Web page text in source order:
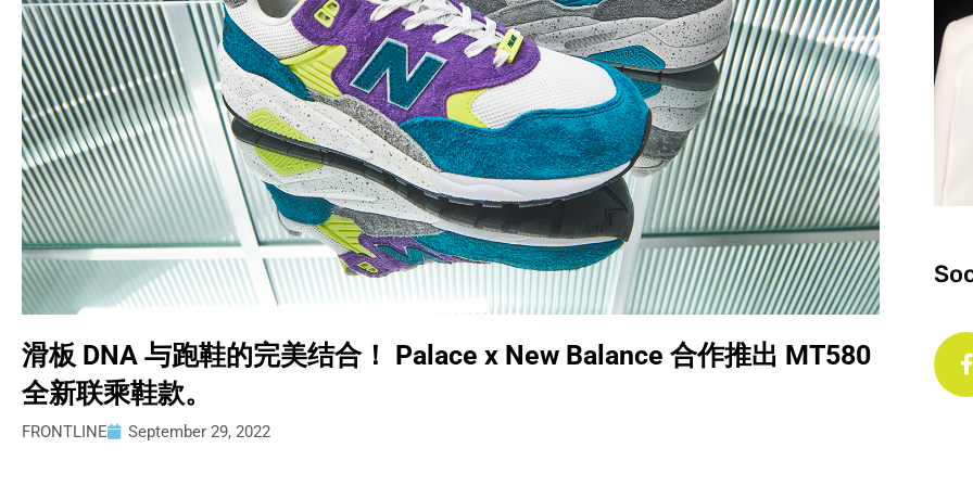
滑板 DNA 与跑鞋的完美结合！ Palace x New Balance 合作推出 MT580
全新联乘鞋款。
FRONTLINE September 29, 2022
c